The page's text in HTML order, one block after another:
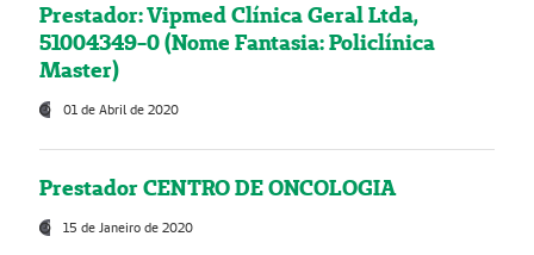
Prestador: Vipmed Clínica Geral Ltda,
51004349-0 (Nome Fantasia: Policlínica
Master)
01 de Abril de 2020
Prestador CENTRO DE ONCOLOGIA
15 de Janeiro de 2020